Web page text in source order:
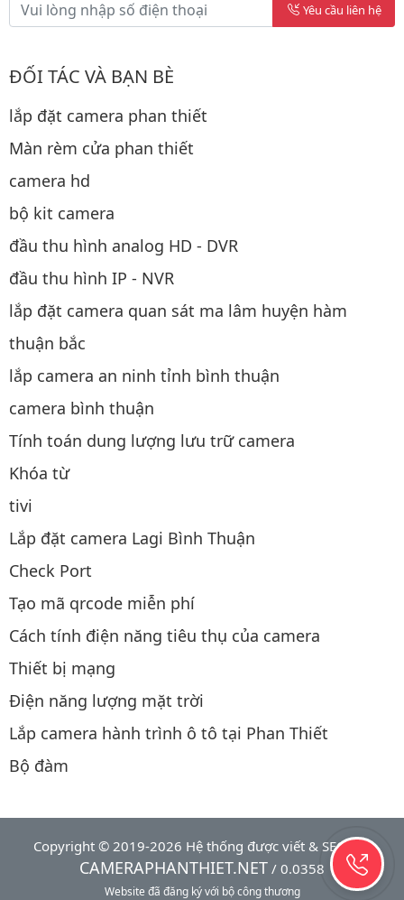
Yêu cầu liên hệ
ĐỐI TÁC VÀ BẠN BÈ
lắp đặt camera phan thiết
Màn rèm cửa phan thiết
camera hd
bộ kit camera
đầu thu hình analog HD - DVR
đầu thu hình IP - NVR
lắp đặt camera quan sát ma lâm huyện hàm
thuận bắc
lắp camera an ninh tỉnh bình thuận
camera bình thuận
Tính toán dung lượng lưu trữ camera
Khóa từ
tivi
Lắp đặt camera Lagi Bình Thuận
Check Port
Tạo mã qrcode miễn phí
Cách tính điện năng tiêu thụ của camera
Thiết bị mạng
Điện năng lượng mặt trời
Lắp camera hành trình ô tô tại Phan Thiết
Bộ đàm
Copyright © 2019-2026 Hệ thống được viết & SEO bởi
CAMERAPHANTHIET.NET / 0.0358
Website đã đăng ký với bộ công thương